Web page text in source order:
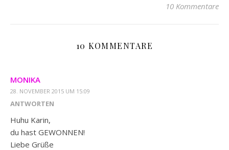
10 Kommentare
10 KOMMENTARE
MONIKA
28. NOVEMBER 2015 UM 15:09
ANTWORTEN
Huhu Karin,
du hast GEWONNEN!
Liebe Grüße